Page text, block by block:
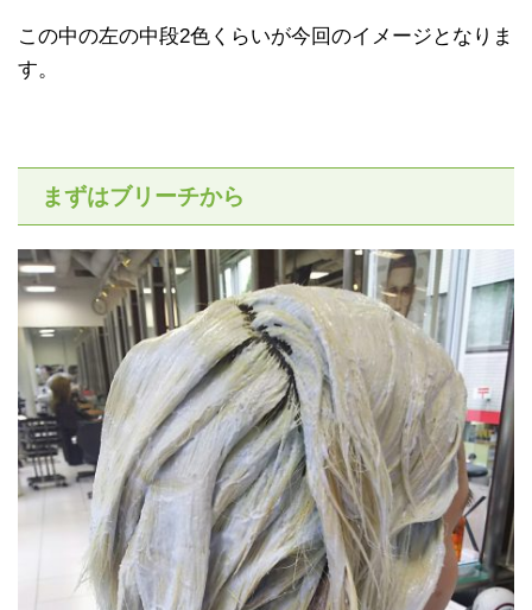
この中の左の中段2色くらいが今回のイメージとなりま
す。
まずはブリーチから